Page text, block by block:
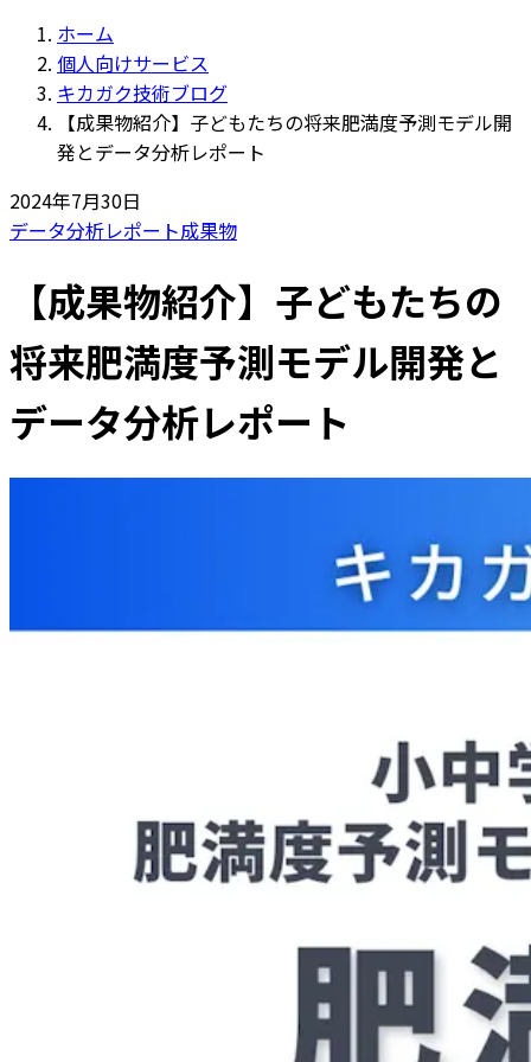
ホーム
個人向けサービス
キカガク技術ブログ
【成果物紹介】子どもたちの将来肥満度予測モデル開
発とデータ分析レポート
2024年7月30日
データ分析レポート成果物
【成果物紹介】子どもたちの
将来肥満度予測モデル開発と
データ分析レポート